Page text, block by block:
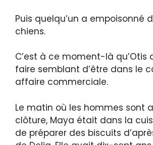
Puis quelqu’un a empoisonné
chiens.
C’est à ce moment-là qu’Otis
faire semblant d’être dans le
affaire commerciale.
Le matin où les hommes sont
clôture, Maya était dans la
de préparer des biscuits